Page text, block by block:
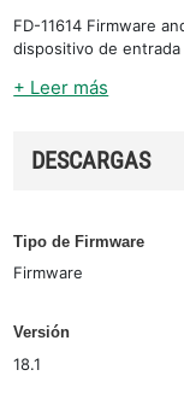
FD-11614 Firmware
dispositivo de entrada
+ Leer más
DESCARGAS
Tipo de Firmware
Firmware
Versión
18.1